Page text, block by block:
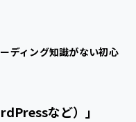
ディング知識がない初心
など）」